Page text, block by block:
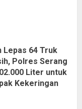
Lepas 64 Truk
Polres Serang
Liter untuk
Kekeringan